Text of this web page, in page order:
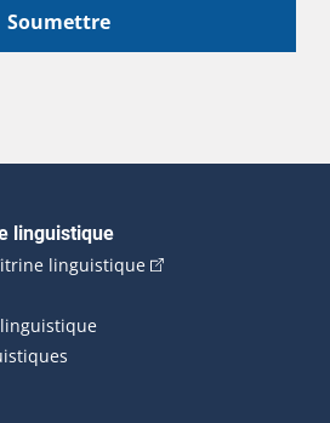
Soumettre
linguistique
linguistique(Cet hyperlien